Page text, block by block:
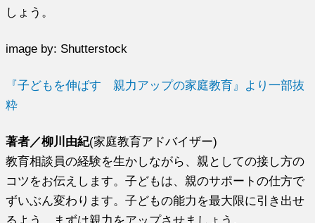
しょう。
image by: Shutterstock
『子どもを伸ばす 親力アップの家庭教育』より一部抜
粋
著者／柳川由紀(家庭教育アドバイザー)
教育相談員の経験を生かしながら、親としての接し方の
コツをお伝えします。子どもは、親のサポートの仕方で
ずいぶん変わります。子どもの能力を最大限に引き出せ